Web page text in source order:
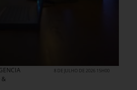
&
8 DE JULHO DE 2026 15H00